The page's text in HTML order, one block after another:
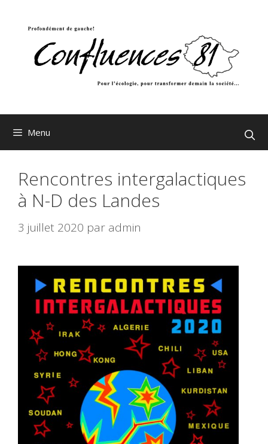
Menu
Rencontres intergalactiques
à N-D des Landes
3 juillet 2020 par admin